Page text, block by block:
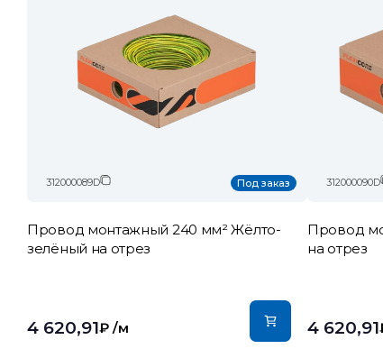
312000089D Под заказ
Провод монтажный 240 мм² Жёлто-
зелёный на отрез
4 620,91₽ /м
312000090D
Провод
на отрез
4 620,91